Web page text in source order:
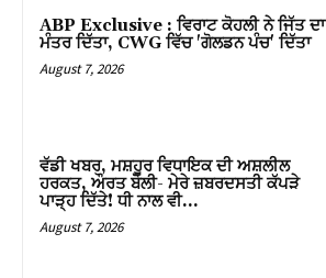
ABP Exclusive : ਵਿਰਾਟ ਕੋਹਲੀ ਨੇ ਜਿੱਤ ਦਾ
ਮੰਤਰ ਦਿੱਤਾ, CWG ਵਿੱਚ 'ਗੋਲਡਨ ਪੰਚ' ਦਿੱਤਾ
August 7, 2026
ਵੱਡੀ ਖਬਰ, ਮਸ਼ਹੂਰ ਵਿਧਾਇਕ ਦੀ ਅਸ਼ਲੀਲ
ਹਰਕਤ, ਔਰਤ ਬੋਲੀ- ਮੇਰੇ ਜ਼ਬਰਦਸਤੀ ਕੱਪੜੇ
ਪਾੜ੍ਹ ਦਿੱਤੇ! ਧੀ ਨਾਲ ਵੀ…
August 7, 2026